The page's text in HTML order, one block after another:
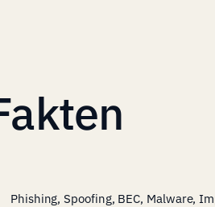
Phishing, Spoofing, BEC, Malware,